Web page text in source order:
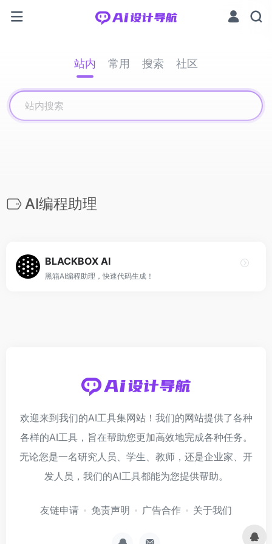
站内 常用 搜索 社区
AI编程助理
BLACKBOX AI
黑箱AI编程助理，快速代码生成！
欢迎来到我们的AI工具集网站！我们的网站提供了各种
各样的AI工具，旨在帮助您更加高效地完成各种任务。
无论您是一名研究人员、学生、教师，还是企业家、开
发人员，我们的AI工具都能为您提供帮助。
友链申请 免责声明 广告合作 关于我们